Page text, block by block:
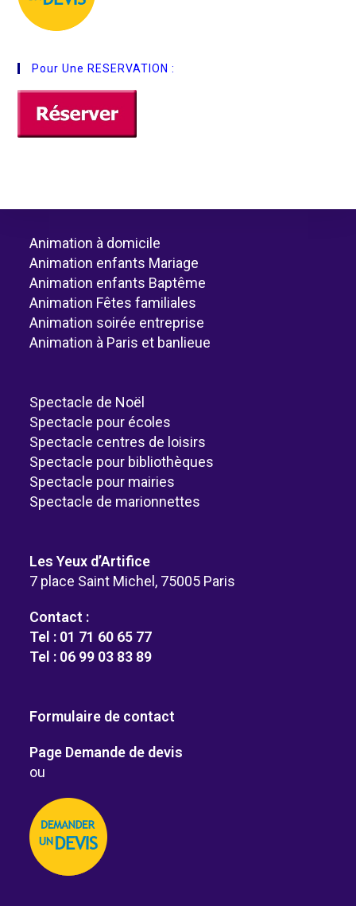
Pour Une RESERVATION :
Animation à domicile
Animation enfants Mariage
Animation enfants Baptême
Animation Fêtes familiales
Animation soirée entreprise
Animation à Paris et banlieue
Spectacle de Noël
Spectacle pour écoles
Spectacle centres de loisirs
Spectacle pour bibliothèques
Spectacle pour mairies
Spectacle de marionnettes
Les Yeux d’Artifice
7 place Saint Michel, 75005 Paris
Contact :
Tel : 01 71 60 65 77
Tel : 06 99 03 83 89
Formulaire de contact
Page Demande de devis
ou